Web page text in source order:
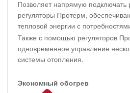
Позволяет напрямую подключать
регуляторы Протерм,
тепловой энергии с
Также с помощью регуляторов
одновременное управление
системы отопления.
Экономный обогрев